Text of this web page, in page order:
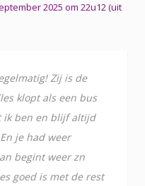
2025 om 22u12 (uit
Zij is de
klopt als een bus
ik ben en blijf altijd
je had weer
begint weer zn
goed is met de rest